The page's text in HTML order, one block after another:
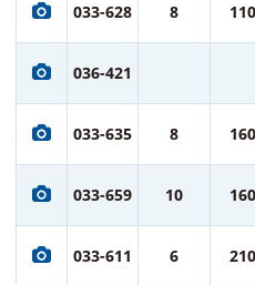
033-628 8 110
036-421
033-635 8 160
033-659 10 160
033-611 6 210